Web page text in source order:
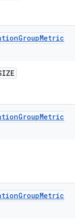
GroupMetric
GroupMetric
GroupMetric